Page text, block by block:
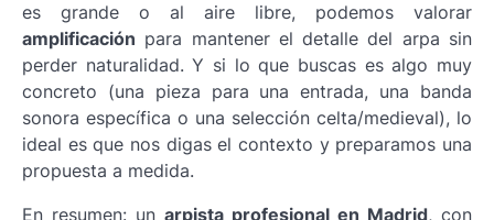
es grande o al aire libre, podemos valorar
amplificación para mantener el detalle del arpa sin
perder naturalidad. Y si lo que buscas es algo muy
concreto (una pieza para una entrada, una banda
sonora específica o una selección celta/medieval), lo
ideal es que nos digas el contexto y preparamos una
propuesta a medida.
En resumen: un arpista profesional en Madrid, con